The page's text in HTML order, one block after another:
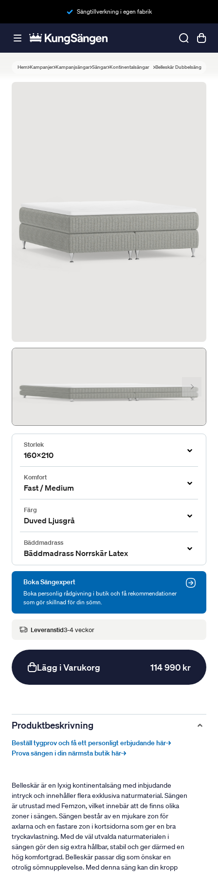
Sängtillverkning i egen fabrik
Hem Kampanjer Kampanjsängar Sängar Kontinentalsängar Belleskär Dubbelsäng
Storlek
160x210
Komfort
Fast / Medium
Färg
Duved Ljusgrå
Bäddmadrass
Bäddmadrass Norrskär Latex
Boka Sängexpert
Boka personlig rådgivning i butik och få rekommendationer
som gör skillnad för din sömn.
Leveranstid3-4 veckor
Lägg i Varukorg 114 990 kr
Produktbeskrivning
Beställ tygprov och få ett personligt erbjudande här→
Prova sängen i din närmsta butik här→
Belleskär är en lyxig kontinentalsäng med inbjudande
intryck och innehåller flera exklusiva naturmaterial. Sängen
är utrustad med Femzon, vilket innebär att de finns olika
zoner i sängen. Sängen består av en mjukare zon för
axlarna och en fastare zon i kortsidorna som ger en bra
tryckavlastning. Med de väl utvalda naturmaterialen i
sängen gör den sig extra hållbar, stabil och ger därmed en
hög komfortgrad. Belleskär passar dig som önskar en
otrolig sömnupplevelse. Med denna säng kan din kropp